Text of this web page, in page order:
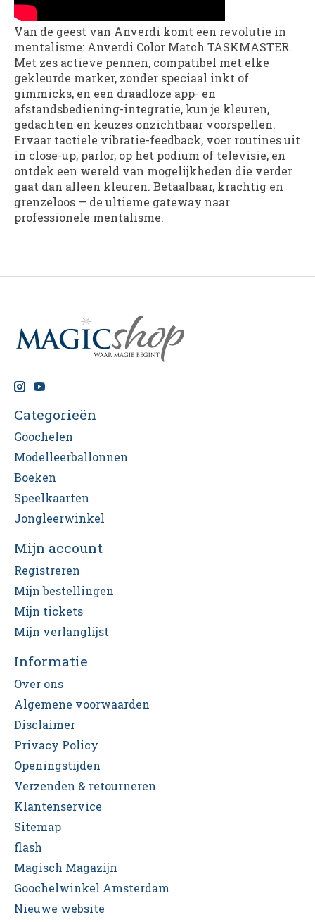
Van de geest van Anverdi komt een revolutie in
mentalisme: Anverdi Color Match TASKMASTER.
Met zes actieve pennen, compatibel met elke
gekleurde marker, zonder speciaal inkt of
gimmicks, en een draadloze app- en
afstandsbediening-integratie, kun je kleuren,
gedachten en keuzes onzichtbaar voorspellen.
Ervaar tactiele vibratie-feedback, voer routines uit
in close-up, parlor, op het podium of televisie, en
ontdek een wereld van mogelijkheden die verder
gaat dan alleen kleuren. Betaalbaar, krachtig en
grenzeloos — de ultieme gateway naar
professionele mentalisme.
Categorieën
Goochelen
Modelleerballonnen
Boeken
Speelkaarten
Jongleerwinkel
Mijn account
Registreren
Mijn bestellingen
Mijn tickets
Mijn verlanglijst
Informatie
Over ons
Algemene voorwaarden
Disclaimer
Privacy Policy
Openingstijden
Verzenden & retourneren
Klantenservice
Sitemap
flash
Magisch Magazijn
Goochelwinkel Amsterdam
Nieuwe website